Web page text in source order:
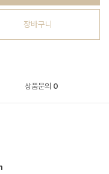
장바구니
상품문의 0